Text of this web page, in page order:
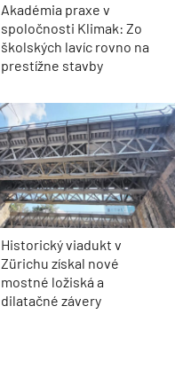
Akadémia praxe v
spoločnosti Klimak: Zo
školských lavíc rovno na
prestížne stavby
Historický viadukt v
Zürichu získal nové
mostné ložiská a
dilatačné závery